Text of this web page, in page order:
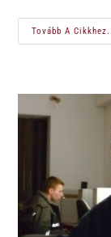
Tovább A